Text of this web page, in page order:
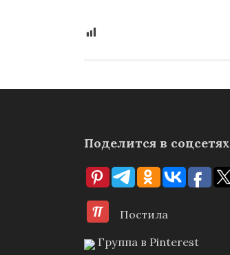
Поделится в соцсетях
Постила
Группа в Pinterest